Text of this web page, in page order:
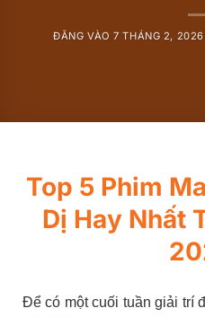
ĐĂNG VÀO7 THÁNG 2, 2026
Top 5 Phim
Dị Hay Nhất
Để có một cuối tuần giải trí